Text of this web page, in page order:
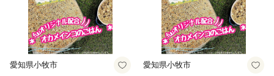
愛知県小牧市 愛知県小牧市